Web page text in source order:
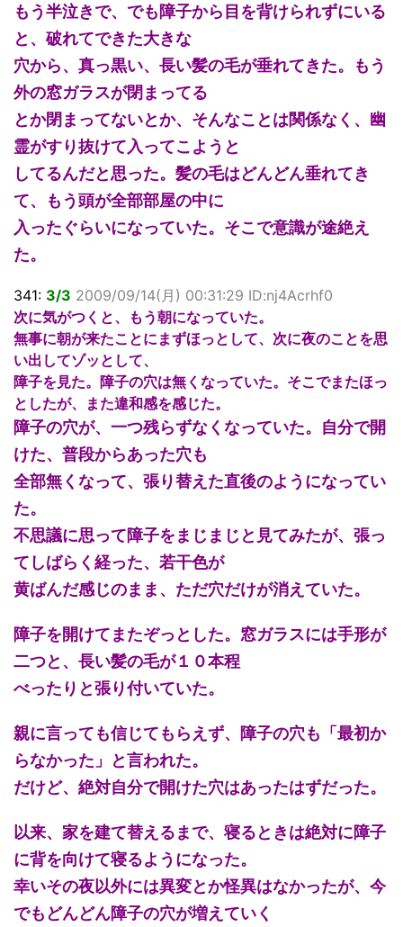
もう半泣きで、でも障子から目を背けられずにいる
と、破れてできた大きな
穴から、真っ黒い、長い髪の毛が垂れてきた。もう
外の窓ガラスが閉まってる
とか閉まってないとか、そんなことは関係なく、幽
霊がすり抜けて入ってこようと
してるんだと思った。髪の毛はどんどん垂れてき
て、もう頭が全部部屋の中に
入ったぐらいになっていた。そこで意識が途絶え
た。
341: 3/3 2009/09/14(月) 00:31:29 ID:nj4Acrhf0
次に気がつくと、もう朝になっていた。
無事に朝が来たことにまずほっとして、次に夜のことを思
い出してゾッとして、
障子を見た。障子の穴は無くなっていた。そこでまたほっ
としたが、また違和感を感じた。
障子の穴が、一つ残らずなくなっていた。自分で開
けた、普段からあった穴も
全部無くなって、張り替えた直後のようになってい
た。
不思議に思って障子をまじまじと見てみたが、張っ
てしばらく経った、若干色が
黄ばんだ感じのまま、ただ穴だけが消えていた。
障子を開けてまたぞっとした。窓ガラスには手形が
二つと、長い髪の毛が１０本程
べったりと張り付いていた。
親に言っても信じてもらえず、障子の穴も「最初か
らなかった」と言われた。
だけど、絶対自分で開けた穴はあったはずだった。
以来、家を建て替えるまで、寝るときは絶対に障子
に背を向けて寝るようになった。
幸いその夜以外には異変とか怪異はなかったが、今
でもどんどん障子の穴が増えていく